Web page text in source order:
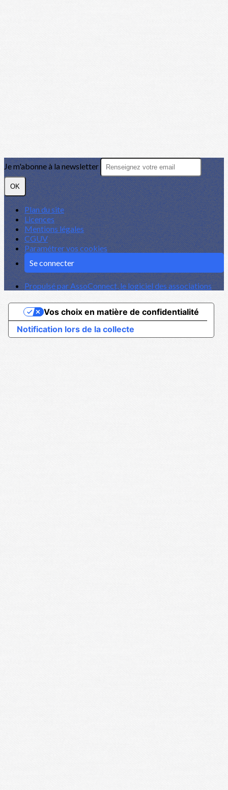
Je m'abonne à la newsletter
OK
Plan du site
Licences
Mentions légales
CGUV
Paramétrer vos cookies
Se connecter
Propulsé par AssoConnect, le logiciel des associations
Notification lors de la collecte
Vos choix en matière de confidentialité